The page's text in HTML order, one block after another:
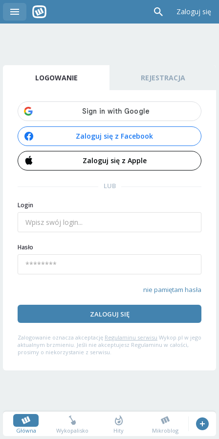
Zaloguj się
LOGOWANIE REJESTRACJA
Zaloguj się z Facebook
Zaloguj się z Apple
LUB
Login
Hasło
nie pamiętam hasła
ZALOGUJ SIĘ
Zalogowanie oznacza akceptację Regulaminu serwisu Wykop.pl w jego
aktualnym brzmieniu. Jeśli nie akceptujesz Regulaminu w całości,
prosimy o niekorzystanie z serwisu.
Główna Wykopalisko Hity Mikroblog